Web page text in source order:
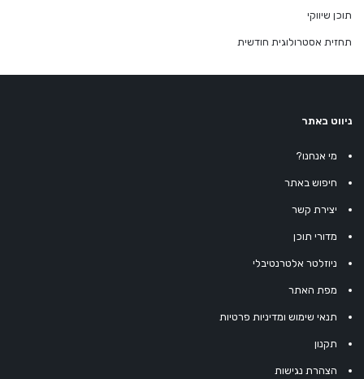
תוכן שיווקי
תחזית אסטרולוגית חודשית
ניווט באתר
מי אנחנו?
חיפוש באתר
יצירת קשר
מדורי תוכן
ניוזלטר אלטרנטיבלי
מפת האתר
תנאי שימוש ומדיניות פרטיות
תקנון
הצהרת נגישות